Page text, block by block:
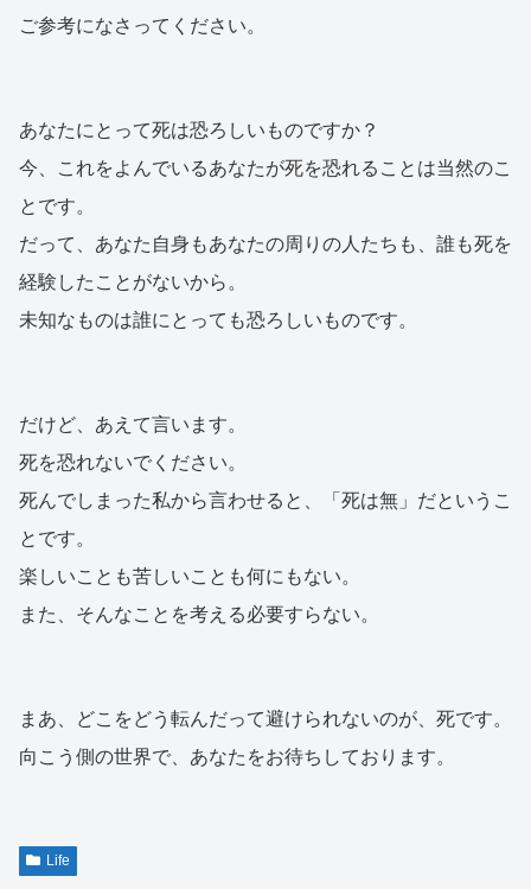
ご参考になさってください。
あなたにとって死は恐ろしいものですか？
今、これをよんでいるあなたが死を恐れることは当然のこ
とです。
だって、あなた自身もあなたの周りの人たちも、誰も死を
経験したことがないから。
未知なものは誰にとっても恐ろしいものです。
だけど、あえて言います。
死を恐れないでください。
死んでしまった私から言わせると、「死は無」だというこ
とです。
楽しいことも苦しいことも何にもない。
また、そんなことを考える必要すらない。
まあ、どこをどう転んだって避けられないのが、死です。
向こう側の世界で、あなたをお待ちしております。
Life